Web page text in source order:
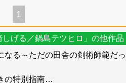
1
げる／鍋島テツヒロ」の他作品
る～ただの田舎の剣術師範だ
の特別指南…